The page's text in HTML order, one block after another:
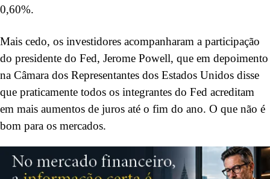
0,60%.
Mais cedo, os investidores acompanharam a participação
do presidente do Fed, Jerome Powell, que em depoimento
na Câmara dos Representantes dos Estados Unidos disse
que praticamente todos os integrantes do Fed acreditam
em mais aumentos de juros até o fim do ano. O que não é
bom para os mercados.